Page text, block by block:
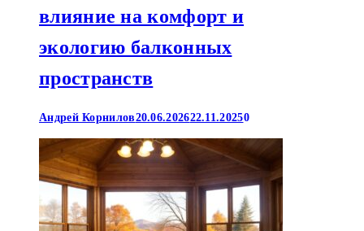
влияние на комфорт и
экологию балконных
пространств
Андрей Корнилов20.06.202622.11.20250